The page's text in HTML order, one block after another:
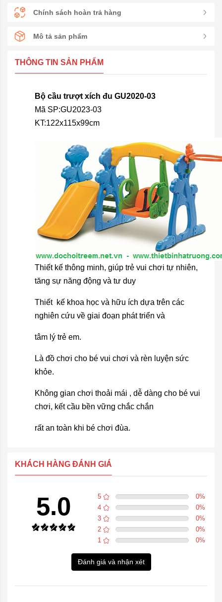
Chính sách hoàn trả hàng
Mô tả sản phẩm
THÔNG TIN SẢN PHẨM
Bộ cầu trượt xích đu GU2020-03
Mã SP:GU2023-03
KT:122x115x99cm
Thiết kế thông minh, giúp trẻ vui chơi tự nhiên,
tăng sự năng động và tư duy
Thiết kế khoa học và hữu ích dựa trên các
nghiên cứu về giai đoạn phát triển và
tâm lý trẻ em.
Là đồ chơi cho bé vui chơi và rèn luyện sức
khỏe.
Không gian chơi thoải mái , dễ dàng cho bé vui
chơi, kết cầu bền vững chắc chắn
rất an toàn khi bé chơi đùa.
KHÁCH HÀNG ĐÁNH GIÁ
5.0 5 0%
4
0%
3
0%
2
0%
1
0%
Đánh giá và nhận xét